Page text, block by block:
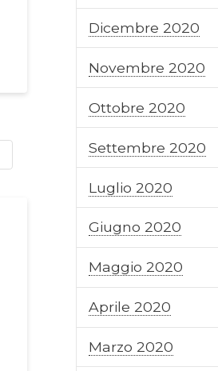
Dicembre 2020
Novembre 2020
Ottobre 2020
Settembre 2020
Luglio 2020
Giugno 2020
Maggio 2020
Aprile 2020
Marzo 2020